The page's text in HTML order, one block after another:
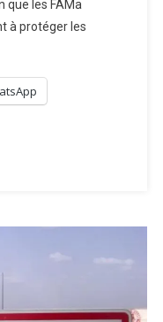
que les FAMa
à protéger les